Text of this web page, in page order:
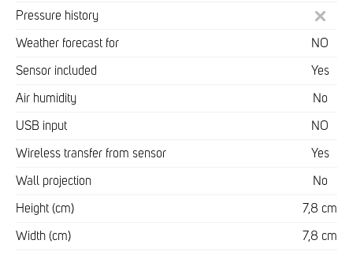
Pressure history
Weather forecast for NO
Sensor included Yes
Air humidity No
USB input NO
Wireless transfer from sensor Yes
Wall projection No
Height (cm) 7,8 cm
Width (cm) 7,8 cm